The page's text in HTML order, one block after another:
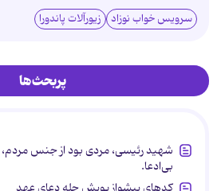
سرویس خواب نوزاد زیورآلات پاندورا
پربحث‌ها
شهید رئیسی، مردی بود از جنس مردم،
بی‌ادعا.